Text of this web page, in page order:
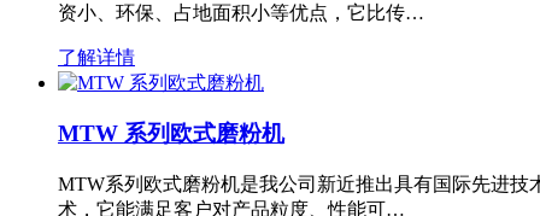
资小、环保、占地面积小等优点，它比传…
了解详情
MTW 系列欧式磨粉机
MTW系列欧式磨粉机是我公司新近推出具有国际先进
术，它能满足客户对产品粒度、性能可…